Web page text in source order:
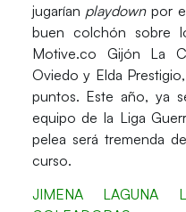
jugarían playdownpor
buen colchón sobre
Motive.co Gijón La
Oviedo y Elda Prestigio
puntos. Este año, ya
equipo de la Liga
pelea será tremenda
curso.
JIMENA LAGUNA